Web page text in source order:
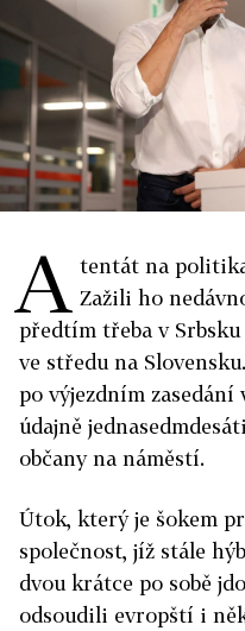
A tentát na
Zažili ho
předtím třeba v
ve středu na
po výjezdním
údajně
občany na náměstí.
Útok, který je šokem
společnost, jíž stále
dvou krátce po sobě
odsoudili evropští i